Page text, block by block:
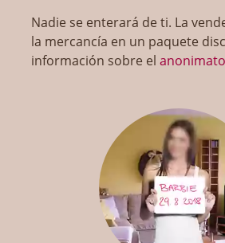
Nadie se enterará de ti. La
la mercancía en un paquete
información sobre elanonimato